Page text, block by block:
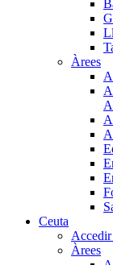
Àrees
Ceuta
Accedir
Àrees